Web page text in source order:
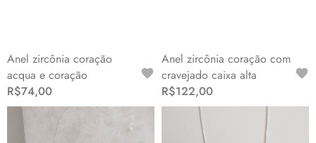
Anel zircônia coração
acqua e coração
R$74,00
Anel zircônia coração com
cravejado caixa alta
R$122,00